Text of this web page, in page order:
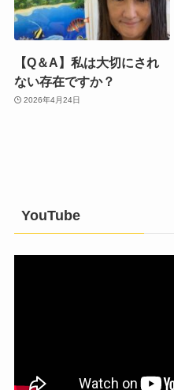
【Q＆A】私は大切にされ
ない存在ですか？
2026年4月24日
YouTube